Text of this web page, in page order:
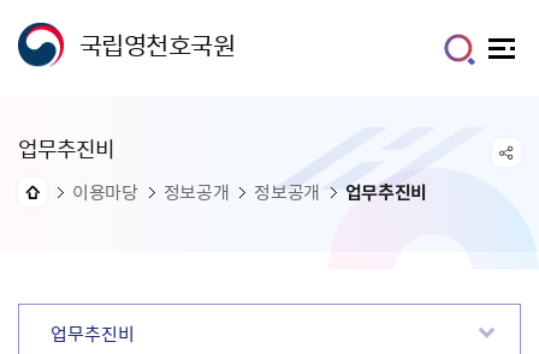
국립영천호국원
업무추진비
이용마당 정보공개 정보공개 업무추진비
업무추진비